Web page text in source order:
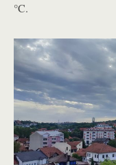
°C.